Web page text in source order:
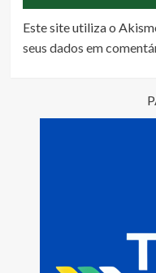
Este site utiliza o
seus dados em